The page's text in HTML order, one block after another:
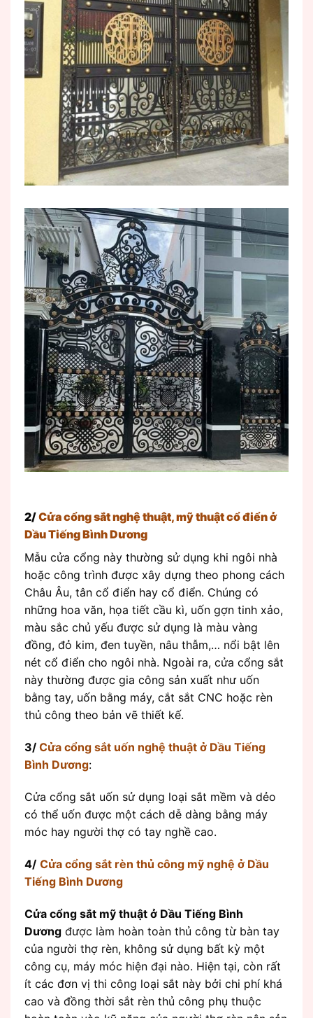
2/Cửa cổng sắt nghệ thuật, mỹ thuật cổ điển ở
Dầu Tiếng Bình Dương
Mẫu cửa cổng này thường sử dụng khi ngôi nhà
hoặc công trình được xây dựng theo phong cách
Châu Âu, tân cổ điển hay cổ điển. Chúng có
những hoa văn, họa tiết cầu kì, uốn gợn tinh xảo,
màu sắc chủ yếu được sử dụng là màu vàng
đồng, đỏ kim, đen tuyền, nâu thẫm,… nổi bật lên
nét cổ điển cho ngôi nhà. Ngoài ra, cửa cổng sắt
này thường được gia công sản xuất như uốn
bằng tay, uốn bằng máy, cắt sắt CNC hoặc rèn
thủ công theo bản vẽ thiết kế.
3/ Cửa cổng sắt uốn nghệ thuật ở Dầu Tiếng
Bình Dương:
Cửa cổng sắt uốn sử dụng loại sắt mềm và dẻo
có thể uốn được một cách dễ dàng bằng máy
móc hay người thợ có tay nghề cao.
4/ Cửa cổng sắt rèn thủ công mỹ nghệ ở Dầu
Tiếng Bình Dương
Cửa cổng sắt mỹ thuật ở Dầu Tiếng Bình
Dương được làm hoàn toàn thủ công từ bàn tay
của người thợ rèn, không sử dụng bất kỳ một
công cụ, máy móc hiện đại nào. Hiện tại, còn rất
ít các đơn vị thi công loại sắt này bởi chi phí khá
cao và đồng thời sắt rèn thủ công phụ thuộc